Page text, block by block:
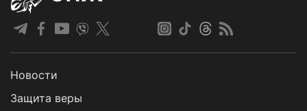
Новости
Защита веры